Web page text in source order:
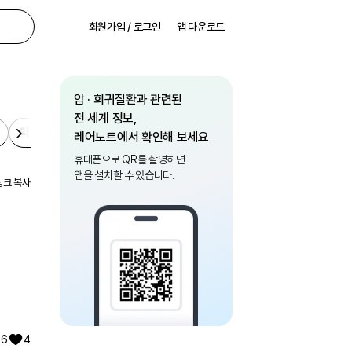
회원가입 / 로그인 앱 다운로드
확진 후 보험·복지 일상
일상
크 복사
6 4
암 · 희귀질환과 관련된
전 세계 정보,
레어노트에서 확인해 보세요
휴대폰으로 QR를 촬영하면
앱을 설치할 수 있습니다.